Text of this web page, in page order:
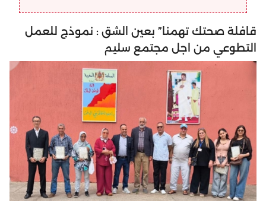
قافلة صحتك تهمنا” بعين الشق : نموذج للعمل
التطوعي من اجل مجتمع سليم